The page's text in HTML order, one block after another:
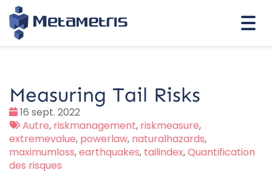
Measuring Tail Risks
Date
:
16 sept. 2022
Tags
:
Autre, riskmanagement, riskmeasure,
extremevalue, powerlaw, naturalhazards,
maximumloss,earthquakes, tailindex,Quantification
des risques